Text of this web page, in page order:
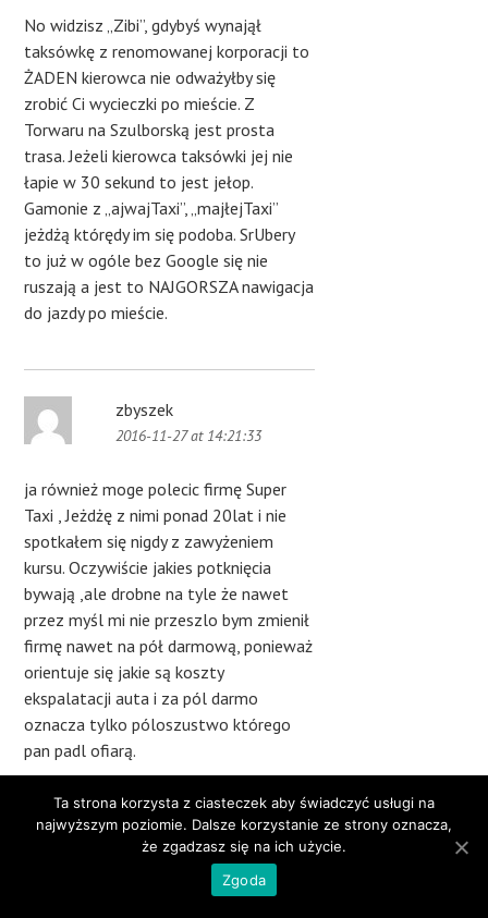
No widzisz „Zibi”, gdybyś wynajął
taksówkę z renomowanej korporacji to
ŻADEN kierowca nie odważyłby się
zrobić Ci wycieczki po mieście. Z
Torwaru na Szulborską jest prosta
trasa. Jeżeli kierowca taksówki jej nie
łapie w 30 sekund to jest jełop.
Gamonie z „ajwajTaxi”, „majłejTaxi”
jeżdżą którędy im się podoba. SrUbery
to już w ogóle bez Google się nie
ruszają a jest to NAJGORSZA nawigacja
do jazdy po mieście.
zbyszek
2016-11-27 at 14:21:33
ja również moge polecic firmę Super
Taxi , Jeżdżę z nimi ponad 20lat i nie
spotkałem się nigdy z zawyżeniem
kursu. Oczywiście jakies potknięcia
bywają ,ale drobne na tyle że nawet
przez myśl mi nie przeszlo bym zmienił
firmę nawet na pół darmową, ponieważ
orientuje się jakie są koszty
ekspalatacji auta i za pól darmo
oznacza tylko póloszustwo którego
pan padl ofiarą.
Sweter
2016-11-27 at 15:28:37
Ta strona korzysta z ciasteczek aby świadczyć usługi na
najwyższym poziomie. Dalsze korzystanie ze strony oznacza,
że zgadzasz się na ich użycie.
Zgoda